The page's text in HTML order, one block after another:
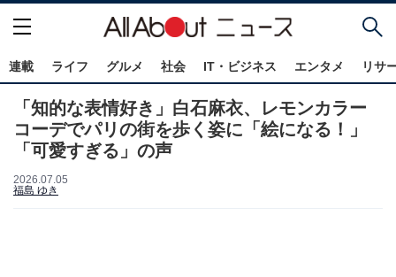
連載 ライフ グルメ 社会 IT・ビジネス エンタメ リサ
「知的な表情好き」白石麻衣、レモンカラー
コーデでパリの街を歩く姿に「絵になる！」
「可愛すぎる」の声
2026.07.05
福島 ゆき